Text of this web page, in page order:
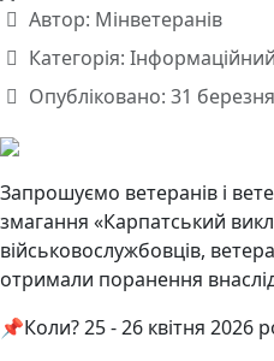
Автор: Мінветеранів
Категорія:
Опубліковано: 31
Запрошуємо ветеранів і
змагання «Карпатський
військовослужбовців,
отримали поранення
📌Коли? 25 - 26 квітня 2026